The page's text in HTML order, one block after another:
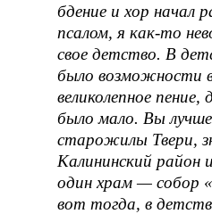
бдение и хор начал
псалом, я как-то
свое детство. В
было возможности
великолепное
было мало. Вы
старожилы Твери,
Калининский район
один храм — собор
вот тогда, в